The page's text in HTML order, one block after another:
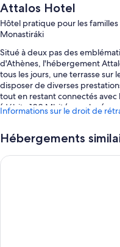
Attalos Hotel
Hôtel pratique pour les
Monastiráki
Situé à deux pas des
d'Athènes, l'hébergement
tous les jours, une terrasse sur
disposer de diverses
tout en restant connectés
(débit : 100 Mbit/s ou plus (pour
Petit déjeuner buffet (en
espaces de coworking
Informations sur le droit de
Hébergements
The Stanley